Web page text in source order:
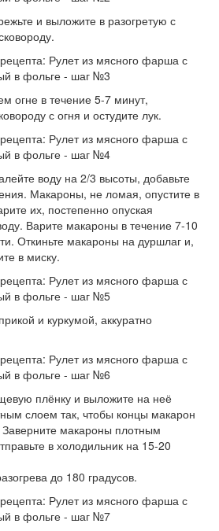
и выложите в разогретую с
огне в течение 5-7 минут,
с огня и остудите лук.
воду на 2/3 высоты, добавьте
Макароны, не ломая, опустите в
их, постепенно опуская
Варите макароны в течение 7-10
Откиньте макароны на дуршлаг и,
в миску.
и куркумой, аккуратно
плёнку и выложите на неё
слоем так, чтобы концы макарон
макароны плотным
в холодильник на 15-20
до 180 градусов.